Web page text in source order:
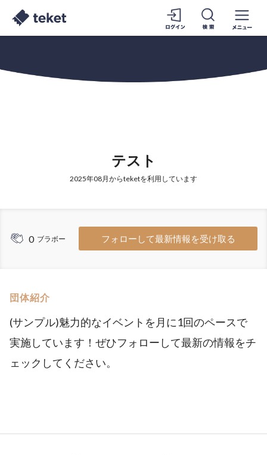
テスト
2025年08月からteketを利用しています
0 ブラボー フォローして最新情報を受け取る
団体紹介
(サンプル)魅力的なイベントを月に1回のペースで
実施しています！ぜひフォローして最新の情報をチ
ェックしてください。